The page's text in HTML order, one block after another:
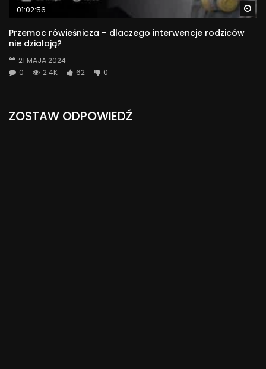
01:02:56
Przemoc rówieśnicza – dlaczego interwencje rodziców
nie działają?
21 MAJA 2024
0
2.4K 62 0
ZOSTAW ODPOWIEDŹ